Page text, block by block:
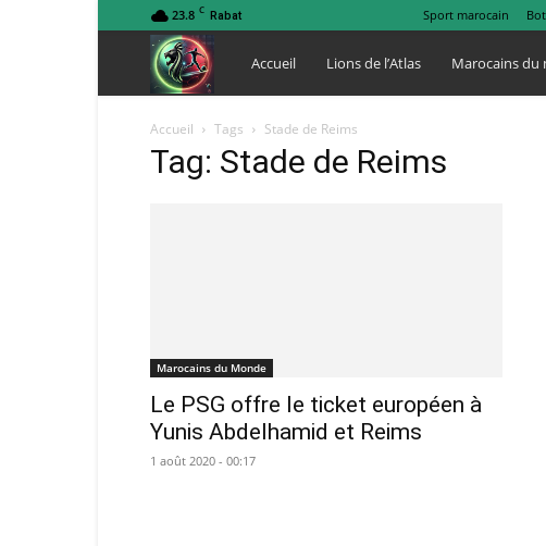
23.8 C Rabat Sport marocain
Lions
de
Accueil Lions de l’Atlas Marocains du
Accueil Tags Stade de Reims
Tag: Stade de Reims
Marocains du Monde
Le PSG offre le ticket européen à
Yunis Abdelhamid et Reims
1 août 2020 - 00:17